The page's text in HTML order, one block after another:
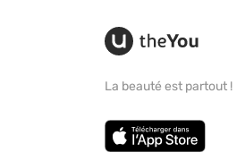
La beauté est partout !